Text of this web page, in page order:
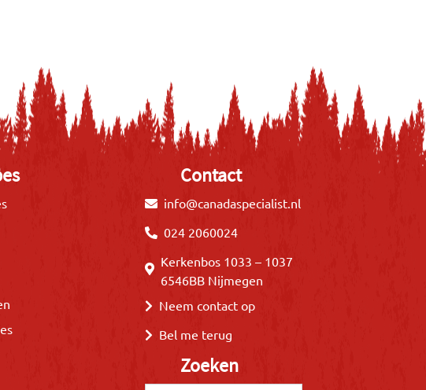
Contact
info@canadaspecialist.nl
024 2060024
Kerkenbos 1033 – 1037
6546BB Nijmegen
Neem contact op
Bel me terug
Zoeken